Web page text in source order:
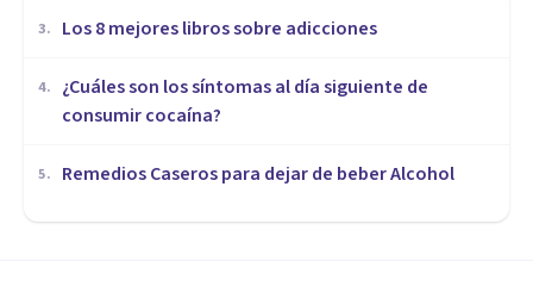
3. Los 8 mejores libros sobre adicciones
4.
¿Cuáles son los síntomas al día siguiente de
consumir cocaína?
5. Remedios Caseros para dejar de beber Alcohol
La familia ante la adicción a